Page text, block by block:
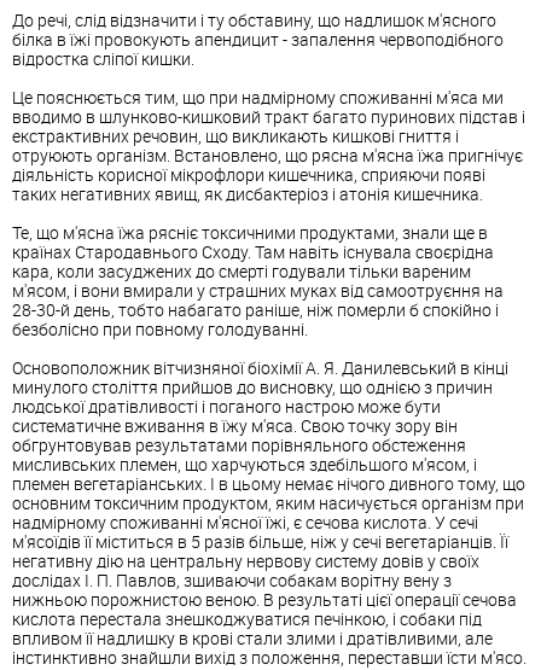
До речі, слід відзначити і ту обставину, що надлишок м'ясного
білка в їжі провокують апендицит - запалення червоподібного
відростка сліпої кишки.
Це пояснюється тим, що при надмірному споживанні м'яса ми
вводимо в шлунково-кишковий тракт багато пуринових підстав і
екстрактивних речовин, що викликають кишкові гниття і
отруюють організм. Встановлено, що рясна м'ясна їжа пригнічує
діяльність корисної мікрофлори кишечника, сприяючи появі
таких негативних явищ, як дисбактеріоз і атонія кишечника.
Те, що м'ясна їжа рясніє токсичними продуктами, знали ще в
країнах Стародавнього Сходу. Там навіть існувала своєрідна
кара, коли засуджених до смерті годували тільки вареним
м'ясом, і вони вмирали у страшних муках від самоотруєння на
28-30-й день, тобто набагато раніше, ніж померли б спокійно і
безболісно при повному голодуванні.
Основоположник вітчизняної біохімії А. Я. Данилевський в кінці
минулого століття прийшов до висновку, що однією з причин
людської дратівливості і поганого настрою може бути
систематичне вживання в їжу м'яса. Свою точку зору він
обгрунтовував результатами порівняльного обстеження
мисливських племен, що харчуються здебільшого м'ясом, і
племен вегетаріанських. І в цьому немає нічого дивного тому, що
основним токсичним продуктом, яким насичується організм при
надмірному споживанні м'ясної їжі, є сечова кислота. У сечі
м'ясоїдів її міститься в 5 разів більше, ніж у сечі вегетаріанців. Її
негативну дію на центральну нервову систему довів у своїх
дослідах І. П. Павлов, зшиваючи собакам ворітну вену з
нижньою порожнистою веною. В результаті цієї операції сечова
кислота перестала знешкоджуватися печінкою, і собаки під
впливом її надлишку в крові стали злими і дратівливими, але
інстинктивно знайшли вихід з положення, переставши їсти м'ясо.